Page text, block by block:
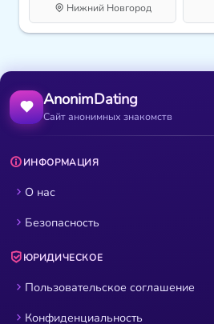
Нижний Новгород
AnonimDating
Сайт анонимных знакомств
ИНФОРМАЦИЯ
О нас
Безопасность
ЮРИДИЧЕСКОЕ
Пользовательское соглашение
Конфиденциальность